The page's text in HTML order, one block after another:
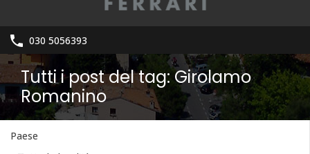
030 5056393
Tutti i post del tag: Girolamo
Romanino
Paese